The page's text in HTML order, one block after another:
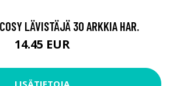
LÄVISTÄJÄ 30 ARKKIA HAR.
14.45 EUR